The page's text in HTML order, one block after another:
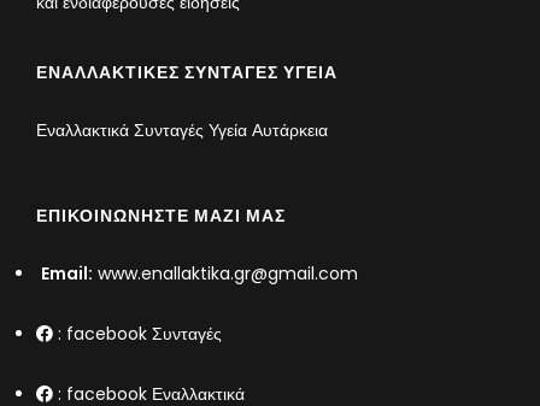
ΕΝΑΛΛΑΚΤΙΚΈΣ ΣΥΝΤΑΓΈΣ ΥΓΕΊΑ
Εναλλακτικά Συνταγές Υγεία Αυτάρκεια
ΕΠΙΚΟΙΝΩΝΉΣΤΕ ΜΑΖΊ ΜΑΣ
Email: www.enallaktika.gr@gmail.com
: facebook Συνταγές
: facebook Εναλλακτικά